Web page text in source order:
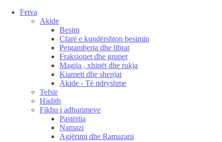
Fetva
Akide
Besim
Çfarë e kundërshton besimin
Pejgamberia dhe librat
Fraksionet dhe grupet
Magjia , xhinët dhe rukja
Kiameti dhe shenjat
Akide - Të ndryshme
Tefsir
Hadith
Fikhu i adhurimeve
Pastërtia
Namazi
Agjërimi dhe Ramazani